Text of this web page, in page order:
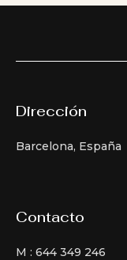
Dirección
Barcelona, España
Contacto
M : 644 349 246